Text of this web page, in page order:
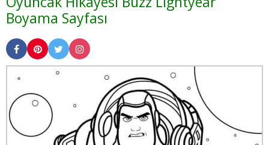
Boyama Sayfası